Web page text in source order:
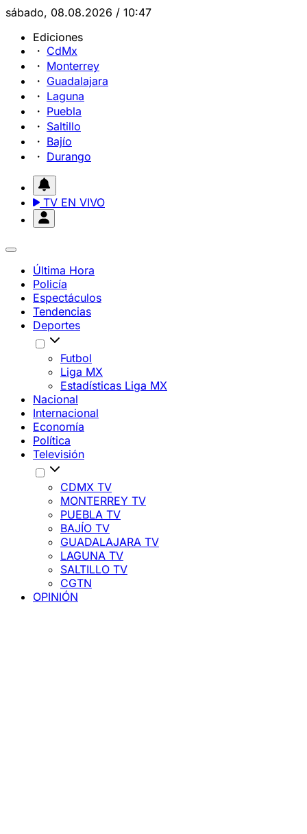
sábado, 08.08.2026 / 10:47
Ediciones
CdMx
Monterrey
Guadalajara
Laguna
Puebla
Saltillo
Bajío
Durango
TV EN VIVO
Última Hora
Policía
Espectáculos
Tendencias
Deportes
Futbol
Liga MX
Estadísticas Liga MX
Nacional
Internacional
Economía
Política
Televisión
CDMX TV
MONTERREY TV
PUEBLA TV
BAJÍO TV
GUADALAJARA TV
LAGUNA TV
SALTILLO TV
CGTN
OPINIÓN